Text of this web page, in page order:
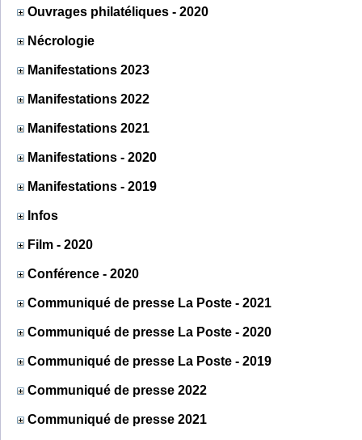
Ouvrages philatéliques - 2020
Nécrologie
Manifestations 2023
Manifestations 2022
Manifestations 2021
Manifestations - 2020
Manifestations - 2019
Infos
Film - 2020
Conférence - 2020
Communiqué de presse La Poste - 2021
Communiqué de presse La Poste - 2020
Communiqué de presse La Poste - 2019
Communiqué de presse 2022
Communiqué de presse 2021